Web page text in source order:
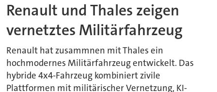
Renault und Thales zeigen
vernetztes Militärfahrzeug
Renault hat zusammnen mit Thales ein
hochmodernes Militärfahrzeug entwickelt. Das
hybride 4x4-Fahrzeug kombiniert zivile
Plattformen mit militärischer Vernetzung, KI-